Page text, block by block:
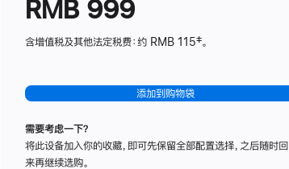
RMB 999
含增值税及其他法定税费：约 RMB 115‡。
添加到购物袋
需要考虑一下？
将此设备加入你的收藏，即可先保留全部配置选择，之后随时回
来再继续选购。